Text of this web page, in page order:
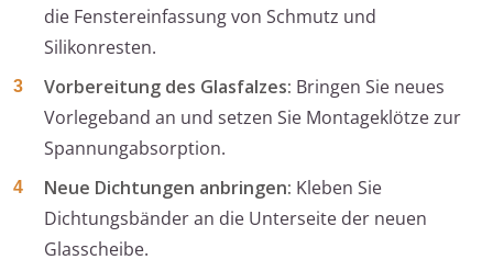
die Fenstereinfassung von Schmutz und
Silikonresten.
Vorbereitung des Glasfalzes: Bringen Sie neues
Vorlegeband an und setzen Sie Montageklötze zur
Spannungabsorption.
Neue Dichtungen anbringen: Kleben Sie
Dichtungsbänder an die Unterseite der neuen
Glasscheibe.